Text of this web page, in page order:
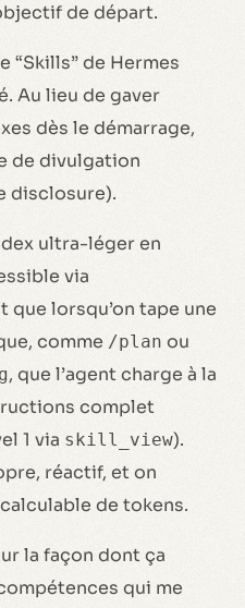
de départ.
“Skills” de Hermes
Au lieu de gaver
dès le démarrage,
de divulgation
disclosure).
ultra-léger en
via
que lorsqu’on tape une
comme /plan ou
, que l’agent charge à la
complet
1 via skill_view).
réactif, et on
de tokens.
la façon dont ça
qui me